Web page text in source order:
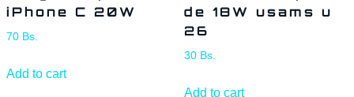
iPhone C 20W
70 Bs.
Add to cart
de 18W usams u
26
30 Bs.
Add to cart